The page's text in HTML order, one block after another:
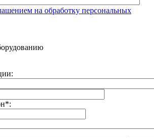
на обработку персональных